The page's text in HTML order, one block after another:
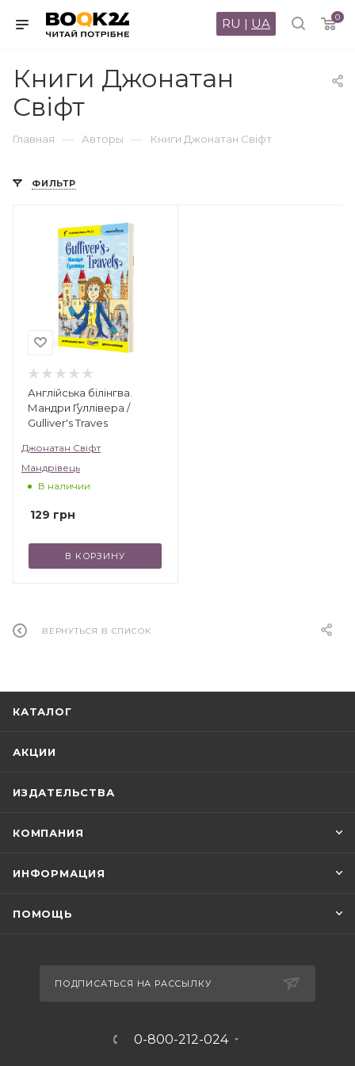
0
RU | UA
Книги Джонатан
Свiфт
Главная — Авторы — Книги Джонатан Свiфт
ФИЛЬТР
Англійська білінгва.
Мандри Ґуллівера /
Gulliver's Traves
Джонатан Свiфт
Мандрівець
В наличии
129 грн
В КОРЗИНУ
ВЕРНУТЬСЯ В СПИСОК
КАТАЛОГ
АКЦИИ
ИЗДАТЕЛЬСТВА
КОМПАНИЯ
ИНФОРМАЦИЯ
ПОМОЩЬ
ПОДПИСАТЬСЯ НА РАССЫЛКУ
0-800-212-024